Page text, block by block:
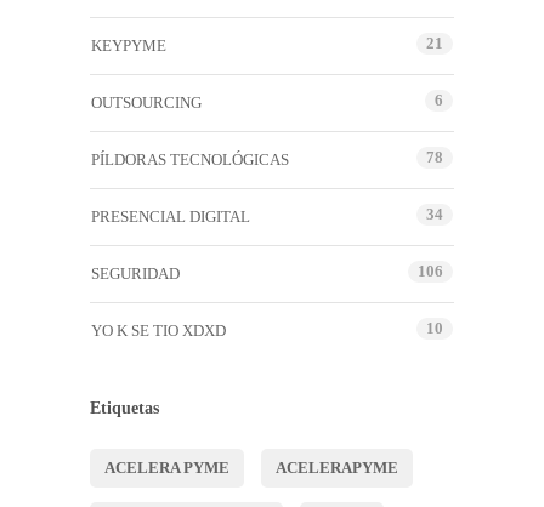
KEYPYME 21
OUTSOURCING 6
PÍLDORAS TECNOLÓGICAS 78
PRESENCIAL DIGITAL 34
SEGURIDAD 106
YO K SE TIO XDXD 10
Etiquetas
ACELERA PYME ACELERAPYME